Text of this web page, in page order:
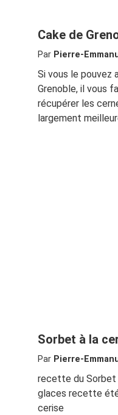
Cake de
Par Pierre-
Si vous le pouvez
Grenoble, il vous
récupérer les
largement
Sorbet à la
Par Pierre-
recette du
glaces recette
cerise